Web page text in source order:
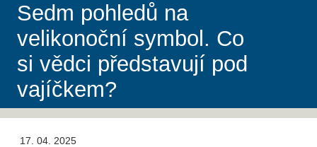
Sedm pohledů na
velikonoční symbol. Co
si vědci představují pod
vajíčkem?
17. 04. 2025